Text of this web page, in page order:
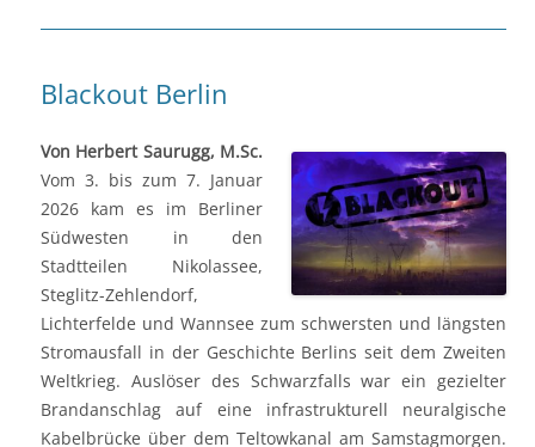
Blackout Berlin
Von Herbert Saurugg, M.Sc.
Vom 3. bis zum 7. Januar
2026 kam es im Berliner
Südwesten in den
Stadtteilen Nikolassee,
Steglitz-Zehlendorf,
Lichterfelde und Wannsee zum schwersten und längsten
Stromausfall in der Geschichte Berlins seit dem Zweiten
Weltkrieg. Auslöser des Schwarzfalls war ein gezielter
Brandanschlag auf eine infrastrukturell neuralgische
Kabelbrücke über dem Teltowkanal am Samstagmorgen.